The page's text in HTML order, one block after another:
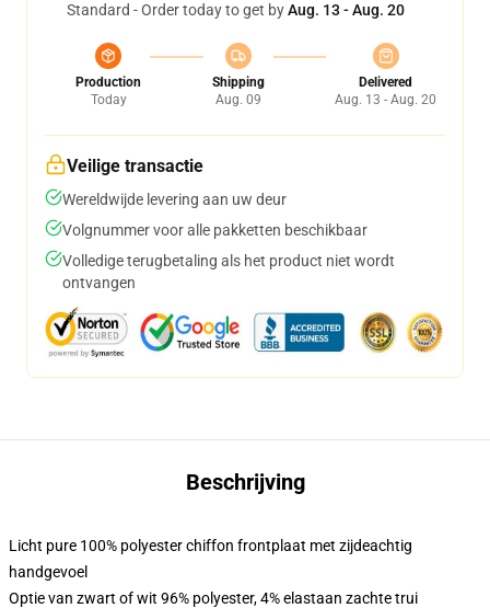
Standard - Order today to get byAug. 13 - Aug. 20
Production
Today
Shipping
Aug. 09
Delivered
Aug. 13 - Aug. 20
Veilige transactie
Wereldwijde levering aan uw deur
Volgnummer voor alle pakketten beschikbaar
Volledige terugbetaling als het product niet wordt
ontvangen
Beschrijving
Licht pure 100% polyester chiffon frontplaat met zijdeachtig
handgevoel
Optie van zwart of wit 96% polyester, 4% elastaan zachte trui